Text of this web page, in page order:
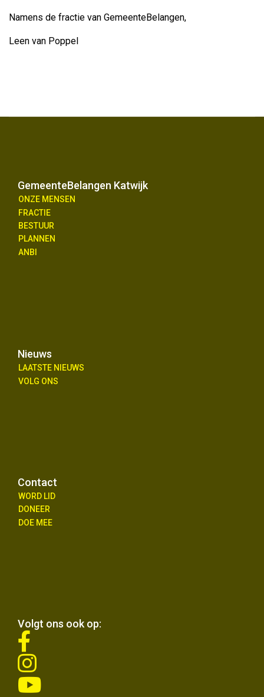
Namens de fractie van GemeenteBelangen,
Leen van Poppel
GemeenteBelangen Katwijk
ONZE MENSEN
FRACTIE
BESTUUR
PLANNEN
ANBI
Nieuws
LAATSTE NIEUWS
VOLG ONS
Contact
WORD LID
DONEER
DOE MEE
Volgt ons ook op:
facebook-
f
fab
fa-
instagram